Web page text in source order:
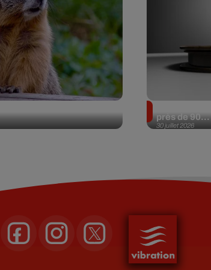
30 juillet 2026
près de 90...